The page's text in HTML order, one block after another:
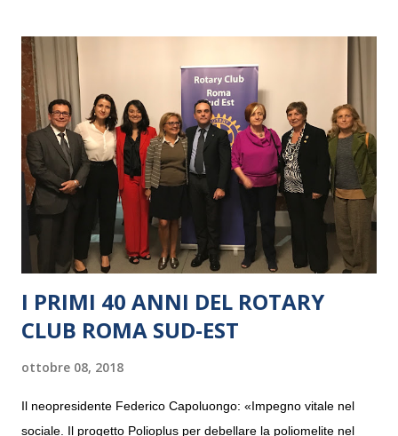
I PRIMI 40 ANNI DEL ROTARY
CLUB ROMA SUD-EST
ottobre 08, 2018
Il neopresidente Federico Capoluongo: «Impegno vitale nel
sociale. Il progetto Polioplus per debellare la poliomelite nel